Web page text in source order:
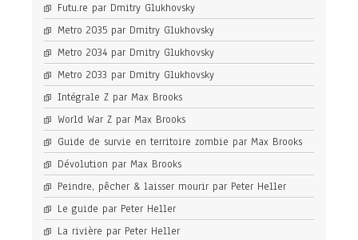
Futu.re par Dmitry Glukhovsky
Metro 2035 par Dmitry Glukhovsky
Metro 2034 par Dmitry Glukhovsky
Metro 2033 par Dmitry Glukhovsky
Intégrale Z par Max Brooks
World War Z par Max Brooks
Guide de survie en territoire zombie par Max Brooks
Dévolution par Max Brooks
Peindre, pêcher & laisser mourir par Peter Heller
Le guide par Peter Heller
La rivière par Peter Heller